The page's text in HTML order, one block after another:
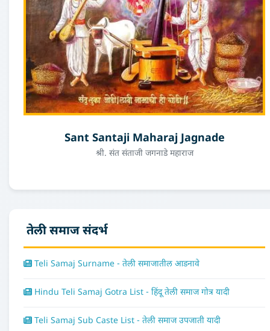
Sant Santaji Maharaj Jagnade
श्री. संत संताजी जगनाडे महाराज
तेली समाज संदर्भ
Teli Samaj Surname - तेली समाजातील आडनावे
Hindu Teli Samaj Gotra List - हिंदू तेली समाज गोत्र यादी
Teli Samaj Sub Caste List - तेली समाज उपजाती यादी